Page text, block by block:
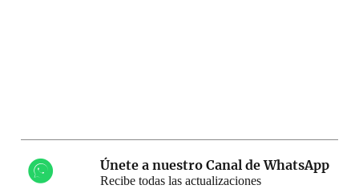
Únete a nuestro Canal de WhatsApp
Recibe todas las actualizaciones